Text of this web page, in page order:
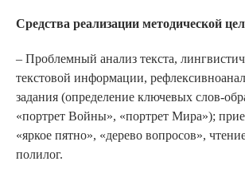
Средства реализации методической
– Проблемный анализ текста,
текстовой информации,
задания (определение ключевых слов-
«портрет Войны», «портрет Мира»);
«яркое пятно», «дерево вопросов»,
полилог.